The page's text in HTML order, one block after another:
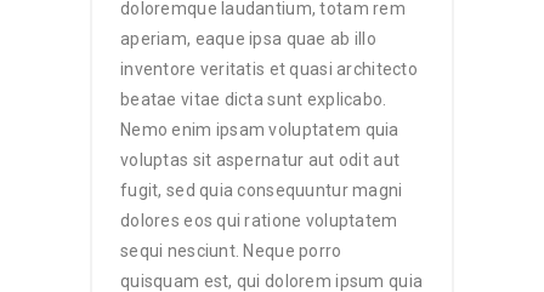
doloremque laudantium, totam rem
aperiam, eaque ipsa quae ab illo
inventore veritatis et quasi architecto
beatae vitae dicta sunt explicabo.
Nemo enim ipsam voluptatem quia
voluptas sit aspernatur aut odit aut
fugit, sed quia consequuntur magni
dolores eos qui ratione voluptatem
sequi nesciunt. Neque porro
quisquam est, qui dolorem ipsum quia